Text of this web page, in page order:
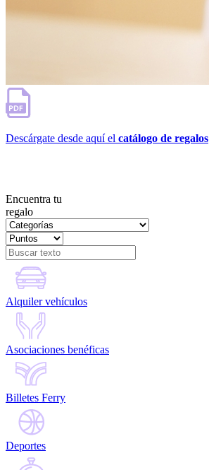
Descárgate desde aquí el catálogo de regalos
Encuentra tu
regalo
Alquiler vehículos
Asociaciones benéficas
Billetes Ferry
Deportes